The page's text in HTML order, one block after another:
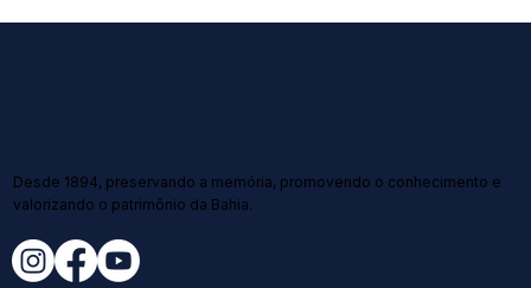
Desde 1894, preservando a memória, promovendo o conhecimento e
valorizando o patrimônio da Bahia.